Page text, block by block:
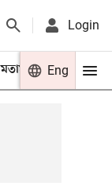
Login
মতামত খেলা
Eng